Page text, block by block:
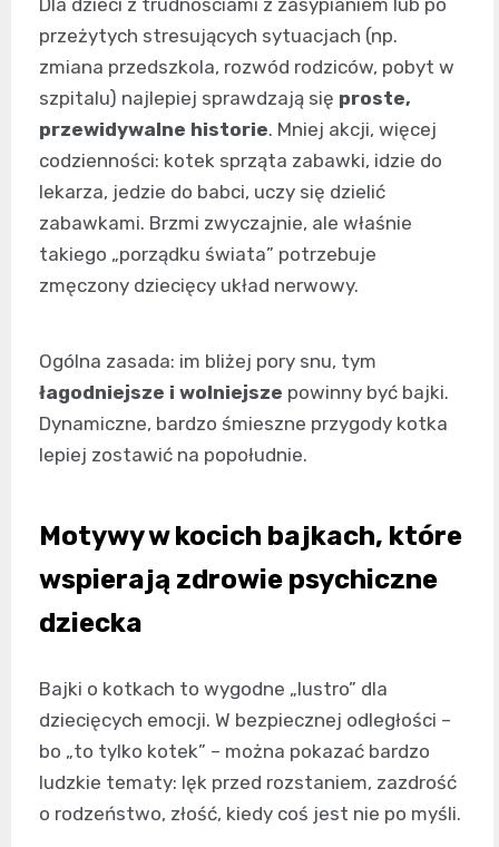
Dla dzieci z trudnościami z zasypianiem lub po
przeżytych stresujących sytuacjach (np.
zmiana przedszkola, rozwód rodziców, pobyt w
szpitalu) najlepiej sprawdzają się proste,
przewidywalne historie. Mniej akcji, więcej
codzienności: kotek sprząta zabawki, idzie do
lekarza, jedzie do babci, uczy się dzielić
zabawkami. Brzmi zwyczajnie, ale właśnie
takiego „porządku świata” potrzebuje
zmęczony dziecięcy układ nerwowy.
Ogólna zasada: im bliżej pory snu, tym
łagodniejsze i wolniejsze powinny być bajki.
Dynamiczne, bardzo śmieszne przygody kotka
lepiej zostawić na popołudnie.
Motywy w kocich bajkach, które
wspierają zdrowie psychiczne
dziecka
Bajki o kotkach to wygodne „lustro” dla
dziecięcych emocji. W bezpiecznej odległości –
bo „to tylko kotek” – można pokazać bardzo
ludzkie tematy: lęk przed rozstaniem, zazdrość
o rodzeństwo, złość, kiedy coś jest nie po myśli.